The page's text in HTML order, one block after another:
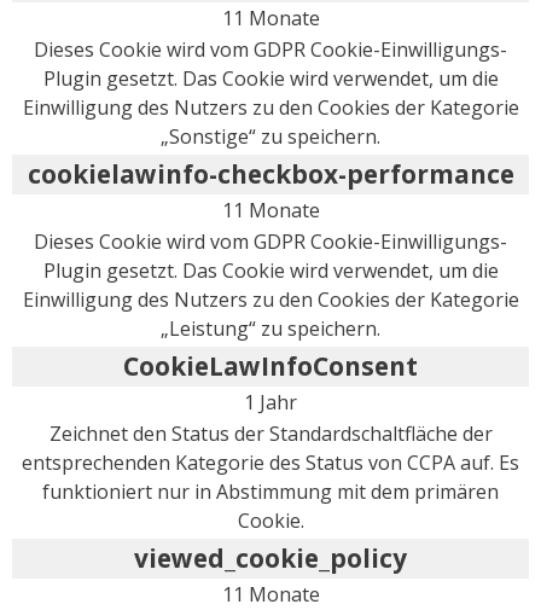
11 Monate
Dieses Cookie wird vom GDPR Cookie-Einwilligungs-
Plugin gesetzt. Das Cookie wird verwendet, um die
Einwilligung des Nutzers zu den Cookies der Kategorie
„Sonstige“ zu speichern.
cookielawinfo-checkbox-performance
11 Monate
Dieses Cookie wird vom GDPR Cookie-Einwilligungs-
Plugin gesetzt. Das Cookie wird verwendet, um die
Einwilligung des Nutzers zu den Cookies der Kategorie
„Leistung“ zu speichern.
CookieLawInfoConsent
1 Jahr
Zeichnet den Status der Standardschaltfläche der
entsprechenden Kategorie des Status von CCPA auf. Es
funktioniert nur in Abstimmung mit dem primären
Cookie.
viewed_cookie_policy
11 Monate